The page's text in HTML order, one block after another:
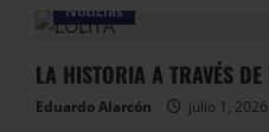
Noticias
LA HISTORIA A TRAVÉS
Eduardo Alarcón
julio 1, 2026